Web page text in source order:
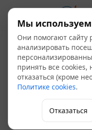
STAYER
25
Мы
Они помогают сайту
анализировать
принять все cookies,
отказаться (кроме
Политике cookies.
Отказаться